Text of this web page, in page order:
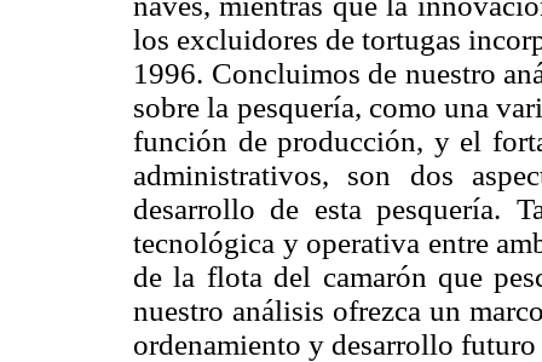
los excluidores de tortugas
1996. Concluimos de nuestro
sobre la pesquería, como una
función de producción, y el
administrativos, son dos
desarrollo de esta pesquería.
tecnológica y operativa entre
de la flota del camarón que
nuestro análisis ofrezca un
ordenamiento y desarrollo futuro